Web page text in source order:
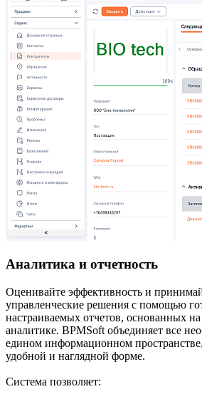
Аналитика и отчетность
Оценивайте эффективность и
управленческие решения с помощью
настраиваемых отчетов, основанных
аналитике. BPMSoft объединяет все
едином информационном
удобной и наглядной форме.
Система позволяет: